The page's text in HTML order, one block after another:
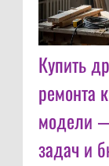
Купить
ремонта
модели
задач и